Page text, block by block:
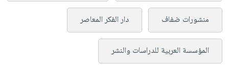
منشورات ضفاف دار الفكر المعاصر
المؤسسة العربية للدراسات والنشر